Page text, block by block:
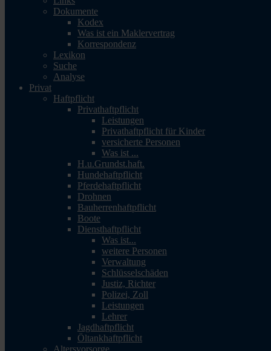
Dokumente
Kodex
Was ist ein Maklervertrag
Korrespondenz
Lexikon
Suche
Analyse
Privat
Haftpflicht
Privathaftpflicht
Leistungen
Privathaftpflicht für Kinder
versicherte Personen
Was ist ...
H.u.Grundst.haft.
Hundehaftpflicht
Pferdehaftpflicht
Drohnen
Bauherrenhaftpflicht
Boote
Diensthaftpflicht
Was ist...
weitere Personen
Verwaltung
Schlüsselschäden
Justiz, Richter
Polizei, Zoll
Leistungen
Lehrer
Jagdhaftpflicht
Öltankhaftpflicht